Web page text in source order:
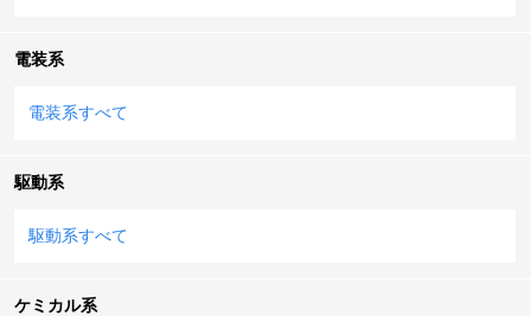
電装系
電装系すべて
駆動系
駆動系すべて
ケミカル系